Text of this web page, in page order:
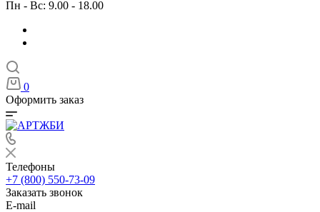
Пн - Вс: 9.00 - 18.00
0
Оформить заказ
Телефоны
+7 (800) 550-73-09
Заказать звонок
E-mail